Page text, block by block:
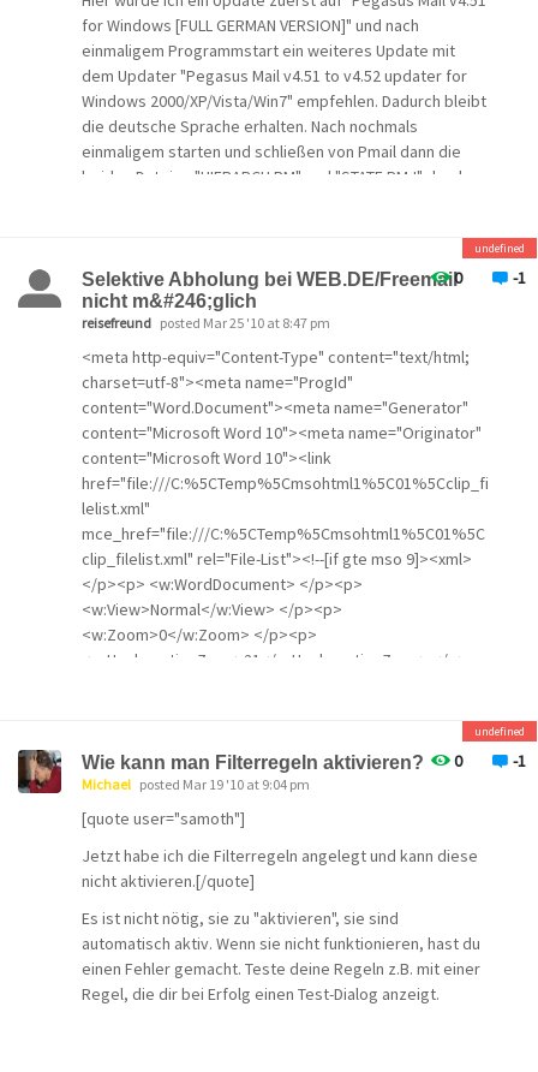
for Windows [FULL GERMAN VERSION]" und nach
einmaligem Programmstart ein weiteres Update mit
dem Updater "Pegasus Mail v4.51 to v4.52 updater for
Windows 2000/XP/Vista/Win7" empfehlen. Dadurch bleibt
die deutsche Sprache erhalten. Nach nochmals
einmaligem starten und schließen von Pmail dann die
beiden Dateien "HIERARCH.PM" und "STATE.PMJ" durch
Ordner mit Inhalt neu gefunden.
0 -1
undefined
Selektive Abholung bei WEB.DE/Freemail
nicht m&#246;glich
reisefreund posted Mar 25 '10 at 8:47 pm
<meta http-equiv="Content-Type" content="text/html;
charset=utf-8"><meta name="ProgId"
content="Word.Document"><meta name="Generator"
content="Microsoft Word 10"><meta name="Originator"
content="Microsoft Word 10"><link
href="file:///C:%5CTemp%5Cmsohtml1%5C01%5Cclip_fi
lelist.xml"
mce_href="file:///C:%5CTemp%5Cmsohtml1%5C01%5C
clip_filelist.xml" rel="File-List"><!--[if gte mso 9]><xml>
</p><p> <w:WordDocument> </p><p>
<w:View>Normal</w:View> </p><p>
<w:Zoom>0</w:Zoom> </p><p>
<w:HyphenationZone>21</w:HyphenationZone> </p>
<w:WrapTextWithPunct/> </p><p>
<w:UseAsianBreakRules/> </p><p> </w:Compatibility>
</p><p>
erLevel> </p><p> </w:WordDocument> </p><p></xml>
<![endif]--><style> </style>
<!-- </p><p> /* Style Definitions */ </p><p>
p.MsoNormal, li.MsoNormal, div.MsoNormal </p><p>
{mso-style-parent:""; </p><p> margin:0cm; </p><p>
margin-bottom:.0001pt; </p><p> mso-pagination:widow-
0 -1
undefined
Wie kann man Filterregeln aktivieren?
Michael posted Mar 19 '10 at 9:04 pm
[quote user="samoth"]
Jetzt habe ich die Filterregeln angelegt und kann diese
nicht aktivieren.[/quote]
Es ist nicht nötig, sie zu "aktivieren", sie sind
automatisch aktiv. Wenn sie nicht funktionieren, hast du
einen Fehler gemacht. Teste deine Regeln z.B. mit einer
Regel, die dir bei Erfolg einen Test-Dialog anzeigt.